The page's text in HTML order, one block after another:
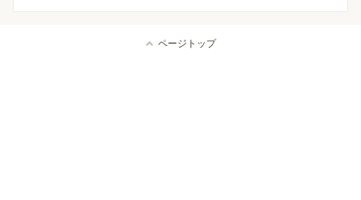
ページトップ